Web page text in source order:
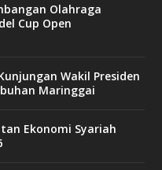
Olahraga
Cup Open
Wakil Presiden
Maringgai
Ekonomi Syariah